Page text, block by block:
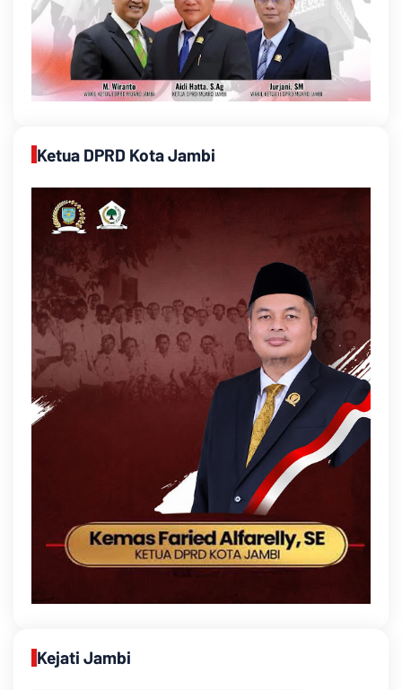
Ketua DPRD Kota Jambi
Kejati Jambi